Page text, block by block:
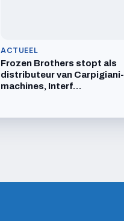
ACTUEEL
Frozen Brothers stopt als
distributeur van Carpigiani-
machines, Interf…